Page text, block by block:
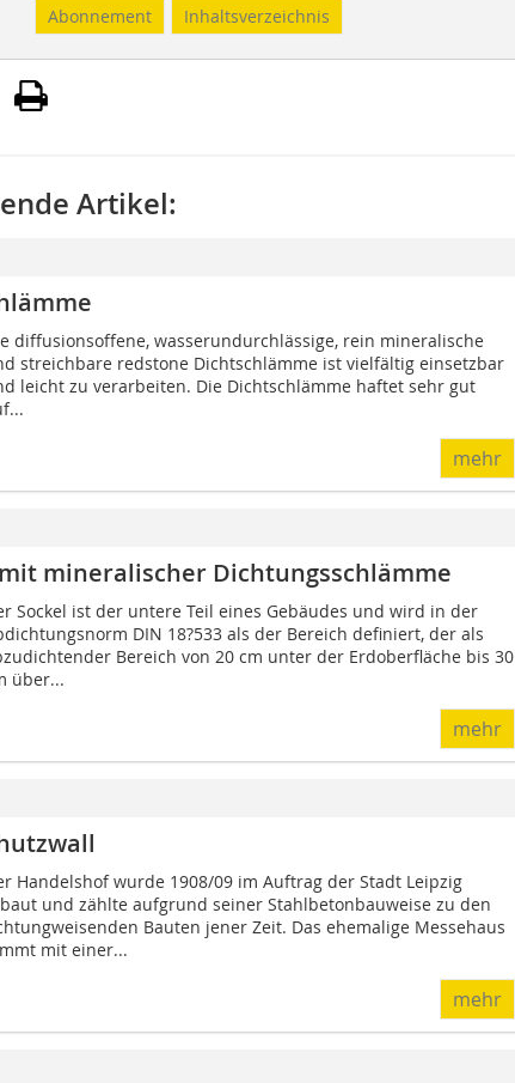
Abonnement Inhaltsverzeichnis
Artikel:
diffusionsoffene, wasserundurchlässige, rein mineralische
streichbare redstone Dichtschlämme ist vielfältig einsetzbar
leicht zu verarbeiten. Die Dichtschlämme haftet sehr gut
mehr
mineralischer Dichtungsschlämme
Sockel ist der untere Teil eines Gebäudes und wird in der
DIN 18?533 als der Bereich definiert, der als
Bereich von 20 cm unter der Erdoberfläche bis 30
über...
mehr
Handelshof wurde 1908/09 im Auftrag der Stadt Leipzig
und zählte aufgrund seiner Stahlbetonbauweise zu den
Bauten jener Zeit. Das ehemalige Messehaus
mit einer...
mehr